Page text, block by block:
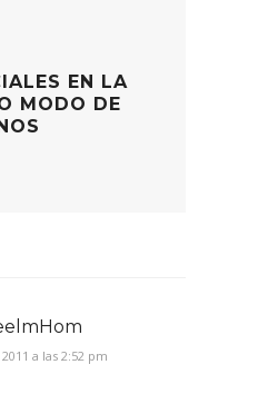
EN LA
MODO DE
a las 2:52 pm